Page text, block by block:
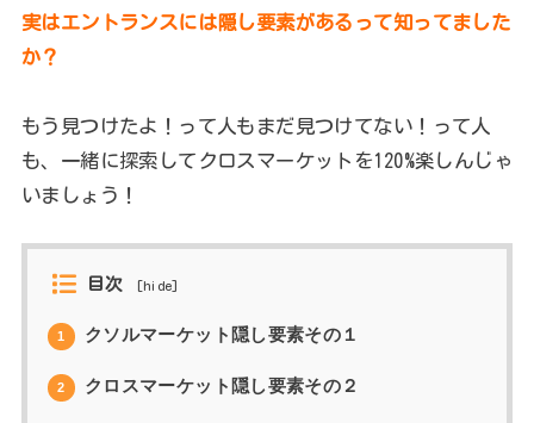
実はエントランスには隠し要素があるって知ってました
か？
もう見つけたよ！って人もまだ見つけてない！って人
も、一緒に探索してクロスマーケットを120%楽しんじゃ
いましょう！
目次 [hide]
1 クソルマーケット隠し要素その１
2 クロスマーケット隠し要素その２